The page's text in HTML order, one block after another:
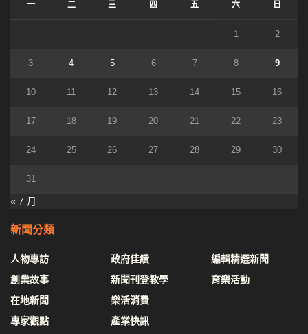
一 二 三 四 五 六 日
1 2
3 4 5 6 7 8 9
10 11 12 13 14 15 16
17 18 19 20 21 22 23
24 25 26 27 28 29 30
31
« 7 月
新聞分類
人物專訪
創業故事
在地新聞
專家觀點
政府佳績
新聞刊登教學
樂活消費
產業快訊
編輯精選新聞
育樂活動